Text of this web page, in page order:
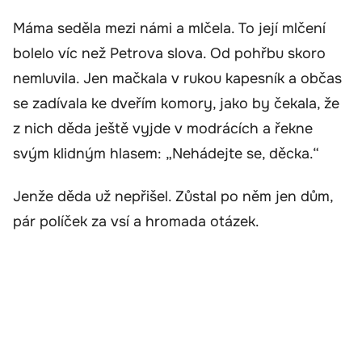
Máma seděla mezi námi a mlčela. To její mlčení
bolelo víc než Petrova slova. Od pohřbu skoro
nemluvila. Jen mačkala v rukou kapesník a občas
se zadívala ke dveřím komory, jako by čekala, že
z nich děda ještě vyjde v modrácích a řekne
svým klidným hlasem: „Nehádejte se, děcka.“
Jenže děda už nepřišel. Zůstal po něm jen dům,
pár políček za vsí a hromada otázek.